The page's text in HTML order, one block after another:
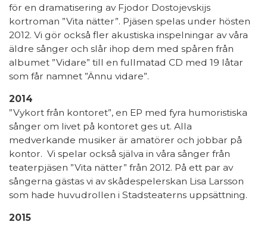
för en dramatisering av Fjodor Dostojevskijs
kortroman ”Vita nätter”. Pjäsen spelas under hösten
2012. Vi gör också fler akustiska inspelningar av våra
äldre sånger och slår ihop dem med spåren från
albumet ”Vidare” till en fullmatad CD med 19 låtar
som får namnet ”Ännu vidare”.
2014
”Vykort från kontoret”, en EP med fyra humoristiska
sånger om livet på kontoret ges ut. Alla
medverkande musiker är amatörer och jobbar på
kontor. Vi spelar också själva in våra sånger från
teaterpjäsen ”Vita nätter” från 2012. På ett par av
sångerna gästas vi av skådespelerskan Lisa Larsson
som hade huvudrollen i Stadsteaterns uppsättning.
2015